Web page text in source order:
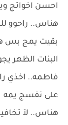
احسن اخواتج
هناس.. راحوو
بقيت يمج بس
البنات الظهر
فاطمه.. اخذي
على نفسج يمه
هناس.. لآ